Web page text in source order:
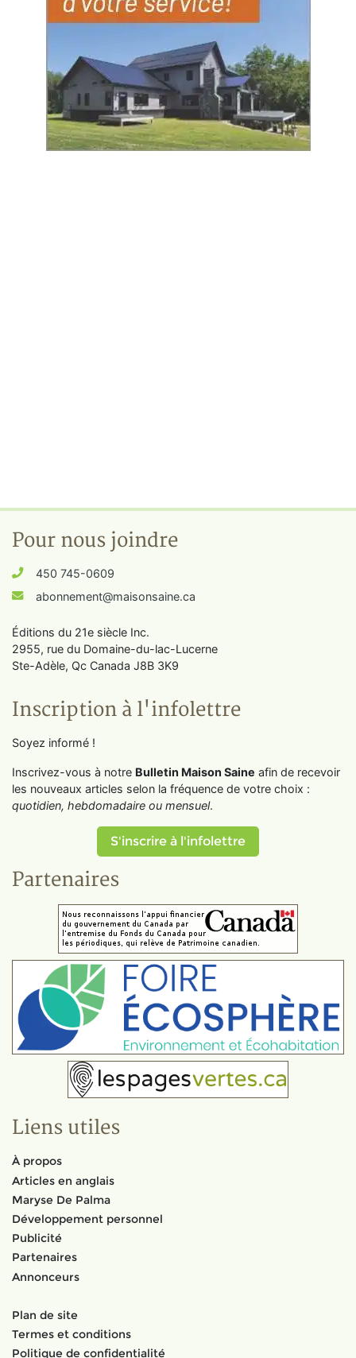
Pour nous joindre
450 745-0609
abonnement@maisonsaine.ca
Éditions du 21e siècle Inc.
2955, rue du Domaine-du-lac-Lucerne
Ste-Adèle, Qc Canada J8B 3K9
Inscription à l'infolettre
Soyez informé !
Inscrivez-vous à notre Bulletin Maison Saine afin de recevoir
les nouveaux articles selon la fréquence de votre choix :
quotidien, hebdomadaire ou mensuel.
S'inscrire à l'infolettre
Partenaires
Liens utiles
À propos
Articles en anglais
Maryse De Palma
Développement personnel
Publicité
Partenaires
Annonceurs
Plan de site
Termes et conditions
Politique de confidentialité